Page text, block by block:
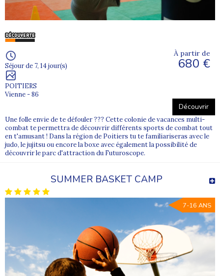
Séjour de 7, 14 jour(s)
POITIERS
Vienne - 86
À partir de
680 €
Découvrir
Une folle envie de te défouler ??? Cette colonie de vacances multi-
combat te permettra de découvrir différents sports de combat tout
en t'amusant ! Dans la région de Poitiers tu te familiariseras avec le
judo, le jujitsu ou encore la boxe avec également la possibilité de
découvrir le parc d'attraction du Futuroscope.
SUMMER BASKET CAMP
7-16 ANS